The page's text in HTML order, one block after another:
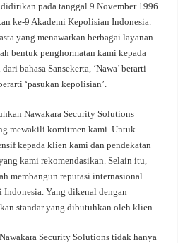
didirikan pada tanggal 9 November 1996
ke-9 Akademi Kepolisian Indonesia.
yang menawarkan berbagai layanan
bentuk penghormatan kami kepada
bahasa Sansekerta, ‘Nawa’ berarti
‘pasukan kepolisian’.
Nawakara Security Solutions
mewakili komitmen kami. Untuk
kepada klien kami dan pendekatan
kami rekomendasikan. Selain itu,
membangun reputasi internasional
Indonesia. Yang dikenal dengan
standar yang dibutuhkan oleh klien.
Security Solutions tidak hanya